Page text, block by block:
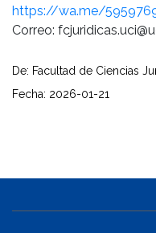
https://wa.me/
Correo:
De: Facultad de Ciencias
Fecha: 2026-01-21